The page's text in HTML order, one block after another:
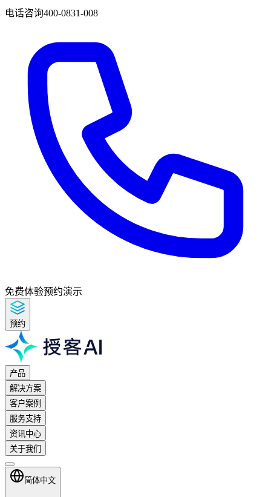
电话咨询400-0831-008
免费体验预约演示
预约
产品
解决方案
客户案例
服务支持
资讯中心
关于我们
简体中文